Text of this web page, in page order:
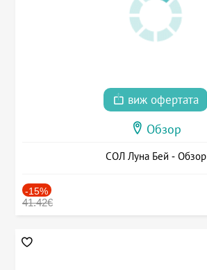
виж офертата
Обзор
СОЛ Луна Бей - Обзор
-15%
41.42€